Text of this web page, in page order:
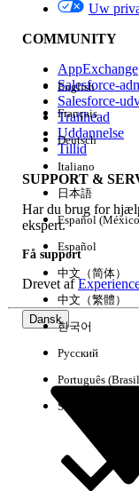
Version
Experience
Uw
COMMUNITY
AppExchange
Salesforce-
Salesforce-
Trailhead
Uddannelse
Tillid
SUPPORT &
Har du brug for
ekspert.
Få support
Drevet af
Dansk
English
Français
Deutsch
Italiano
日本語
Español
Español
中文（简体）
中文（繁體）
한국어
Русский
Português
Suomi